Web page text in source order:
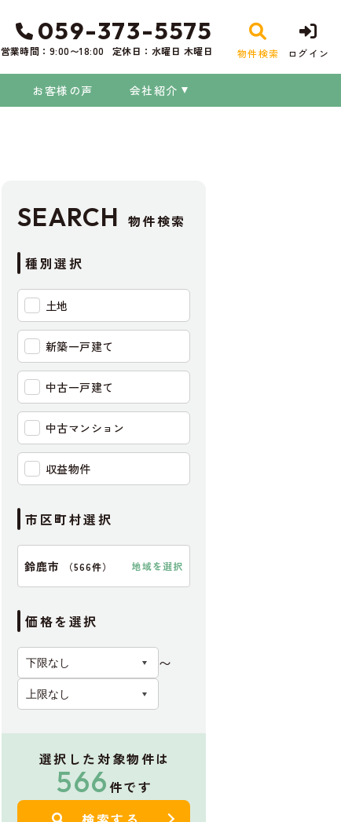
059-373-5575
営業時間：9:00〜18:00 定休日：水曜日 木曜日 物件検索 ログイン
お客様の声 会社紹介
物件検索
SEARCH
種別選択
土地
新築一戸建て
中古一戸建て
中古マンション
収益物件
市区町村選択
鈴鹿市 （566件） 地域を選択
価格を選択
〜
選択した対象物件は
566件です